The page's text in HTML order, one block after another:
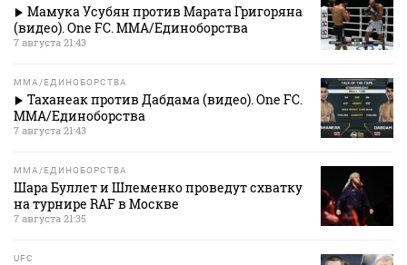
Мамука Усубян против Марата Григоряна
(видео). One FC. MMA/Единоборства
7 августа 21:43
MMA/ЕДИНОБОРСТВА
Таханеак против Дабдама (видео). One FC.
MMA/Единоборства
7 августа 21:43
MMA/ЕДИНОБОРСТВА
Шара Буллет и Шлеменко проведут схватку
на турнире RAF в Москве
7 августа 21:35
UFC